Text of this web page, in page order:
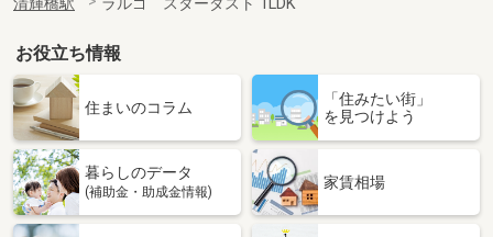
お役立ち情報
住まいのコラム
「住みたい街」
を見つけよう
暮らしのデータ
(補助金・助成金情報)
家賃相場